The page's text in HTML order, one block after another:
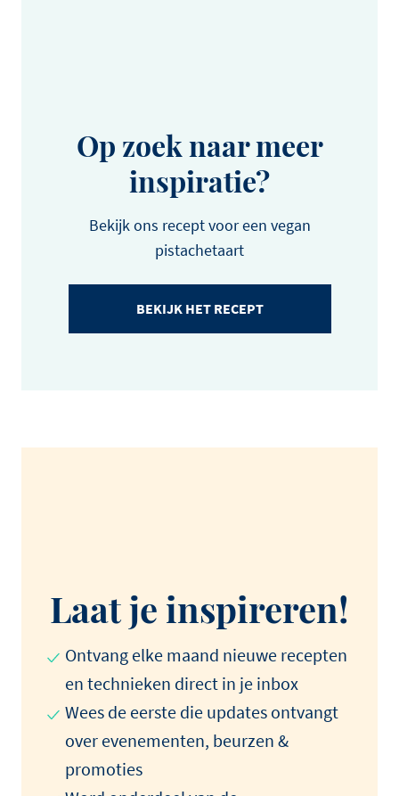
Op zoek naar meer
inspiratie?
Bekijk ons recept voor een vegan
pistachetaart
BEKIJK HET RECEPT
Laat je inspireren!
Ontvang elke maand nieuwe recepten
en technieken direct in je inbox
Wees de eerste die updates ontvangt
over evenementen, beurzen &
promoties